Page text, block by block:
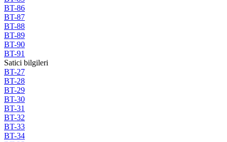
BT-86
BT-87
BT-88
BT-89
BT-90
BT-91
Satici bilgileri
BT-27
BT-28
BT-29
BT-30
BT-31
BT-32
BT-33
BT-34